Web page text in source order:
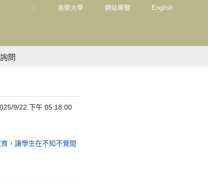
::: 長榮大學 網站導覽 English
問
9/22 下午 05:18:00
，讓學生在不知不覺間